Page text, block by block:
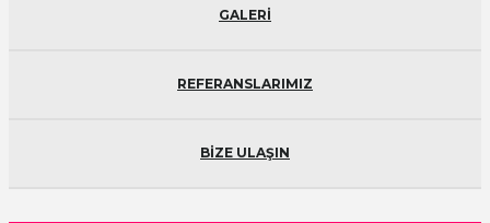
GALERİ
REFERANSLARIMIZ
BİZE ULAŞIN